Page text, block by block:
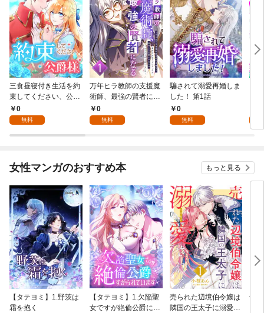
三食昼寝付き生活を約
束してください、公爵
様 1話
0
無料
万年ヒラ教師の支援魔
術師、最強の賢者にな
る～不人気の支援魔術
師は給料泥棒だと魔術
らない件～ 第1話
0
無料
騙されて溺愛再婚しま
した！ 第1話
0
無料
女性マンガのおすすめ本 もっと見る
【タテヨミ】1.野茨は
霜を抱く
【タテヨミ】1.欠陥聖
女ですが絶倫公爵にす
売られた辺境伯令嬢は
隣国の王太子に溺愛さ
千